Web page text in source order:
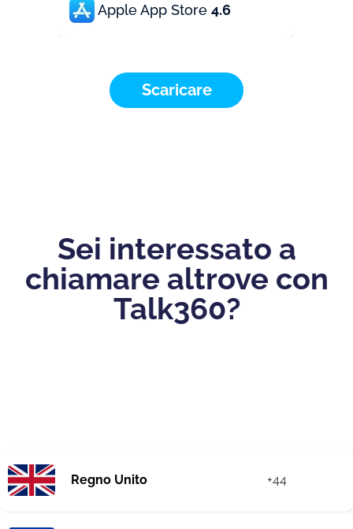
Apple App Store 4.6
Scaricare
Sei interessato a
chiamare altrove con
Talk360?
Regno Unito +44